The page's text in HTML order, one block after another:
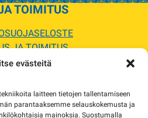
evästeitä
laitteen tietojen tallentamiseen
parantaaksemme selauskokemusta ja
mainoksia. Suostumalla
TOIMITUS
JA TOIMITUS